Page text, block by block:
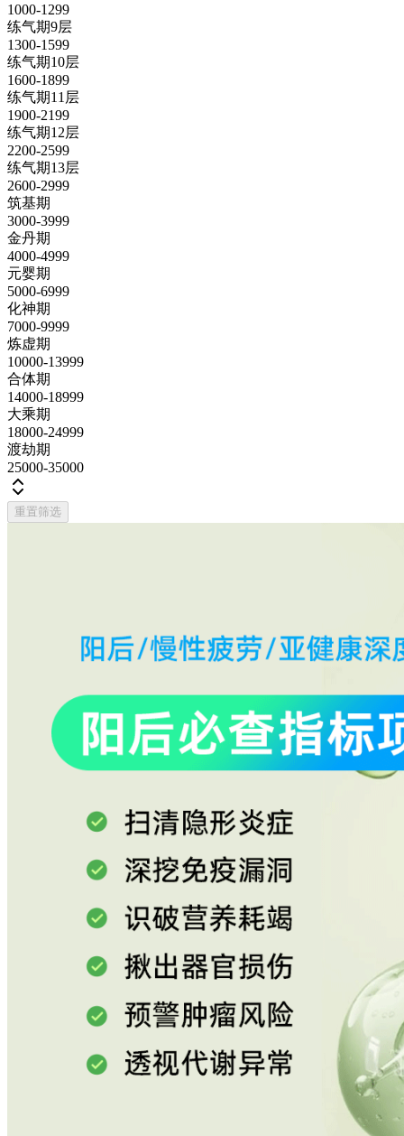
1000-1299
练气期9层
1300-1599
练气期10层
1600-1899
练气期11层
1900-2199
练气期12层
2200-2599
练气期13层
2600-2999
筑基期
3000-3999
金丹期
4000-4999
元婴期
5000-6999
化神期
7000-9999
炼虚期
10000-13999
合体期
14000-18999
大乘期
18000-24999
渡劫期
25000-35000
重置筛选